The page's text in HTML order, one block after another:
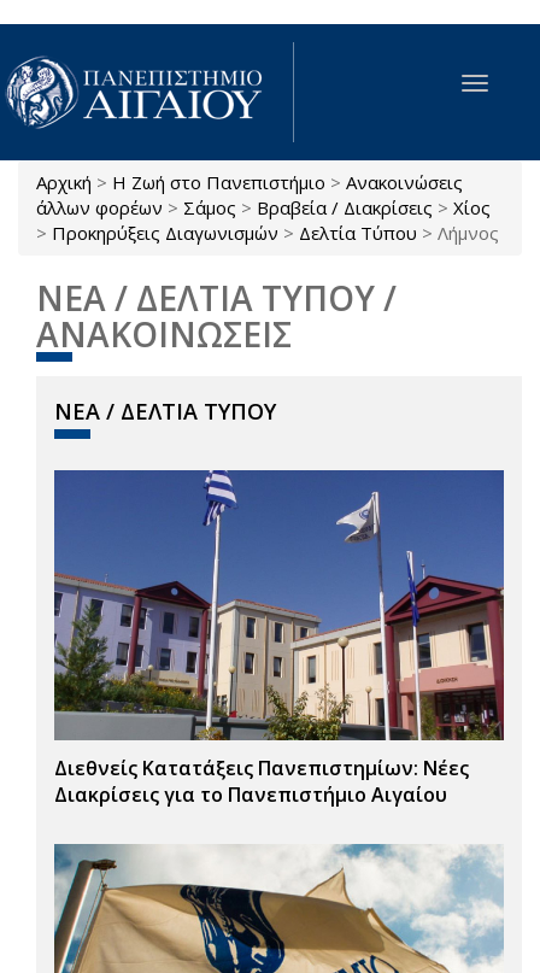
Παράκαμψη προς το κυρίως περιεχόμενο
Toggle
Είστε εδώ
Αρχική > Η Ζωή στο Πανεπιστήμιο > Ανακοινώσεις
άλλων φορέων > Σάμος > Βραβεία / Διακρίσεις > Χίος
> Προκηρύξεις Διαγωνισμών > Δελτία Τύπου > Λήμνος
ΝΕΑ / ΔΕΛΤΙΑ ΤΥΠΟΥ /
ΑΝΑΚΟΙΝΩΣΕΙΣ
ΝΕΑ / ΔΕΛΤΙΑ ΤΥΠΟΥ
Διεθνείς Κατατάξεις Πανεπιστημίων: Νέες
Διακρίσεις για το Πανεπιστήμιο Αιγαίου